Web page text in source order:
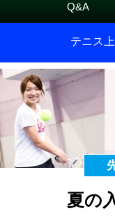
Q&A
テニス
夏の